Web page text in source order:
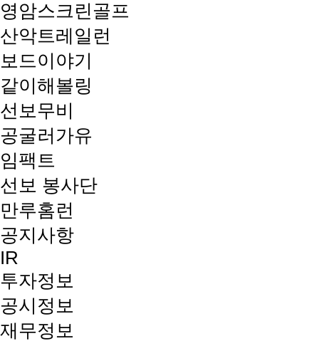
영암스크린골프
산악트레일런
보드이야기
같이해볼링
선보무비
공굴러가유
임팩트
선보 봉사단
만루홈런
공지사항
IR
투자정보
공시정보
재무정보